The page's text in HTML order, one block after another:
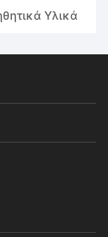
Υλικά